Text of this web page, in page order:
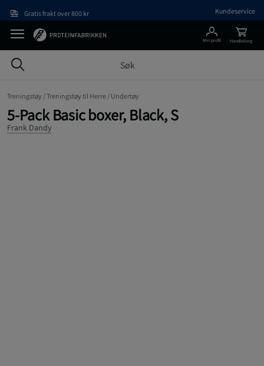
Gratis frakt over 800 kr Kundeservice
Min profil Handlekorg
Treningstøy /Treningstøy til Herre / Undertøy
5-Pack Basic boxer, Black, S
Frank Dandy